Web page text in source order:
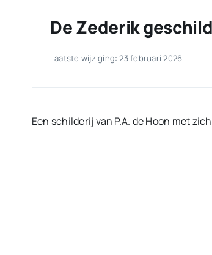
De Zederik
Laatste wijziging: 23 februari 2026
Een schilderij van P.A. de Hoon met